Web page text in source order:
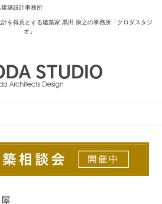
築設計事務所
を得意とする建築家 黒田 康之の事務所「クロダスタジ
オ」